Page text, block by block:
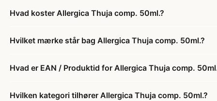
Hvad koster Allergica Thuja comp. 50ml.?
Hvilket mærke står bag Allergica Thuja comp. 50ml.?
Hvad er EAN / Produktid for Allergica Thuja comp.
Hvilken kategori tilhører Allergica Thuja comp. 50ml.?